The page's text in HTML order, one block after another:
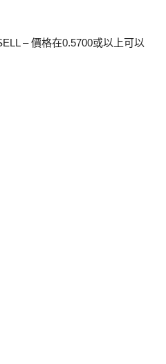
格在0.5700或以上可以